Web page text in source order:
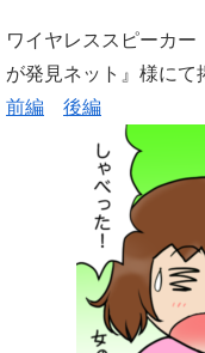
ワイヤレススピーカー
が発見ネット』様にて
前編
後編